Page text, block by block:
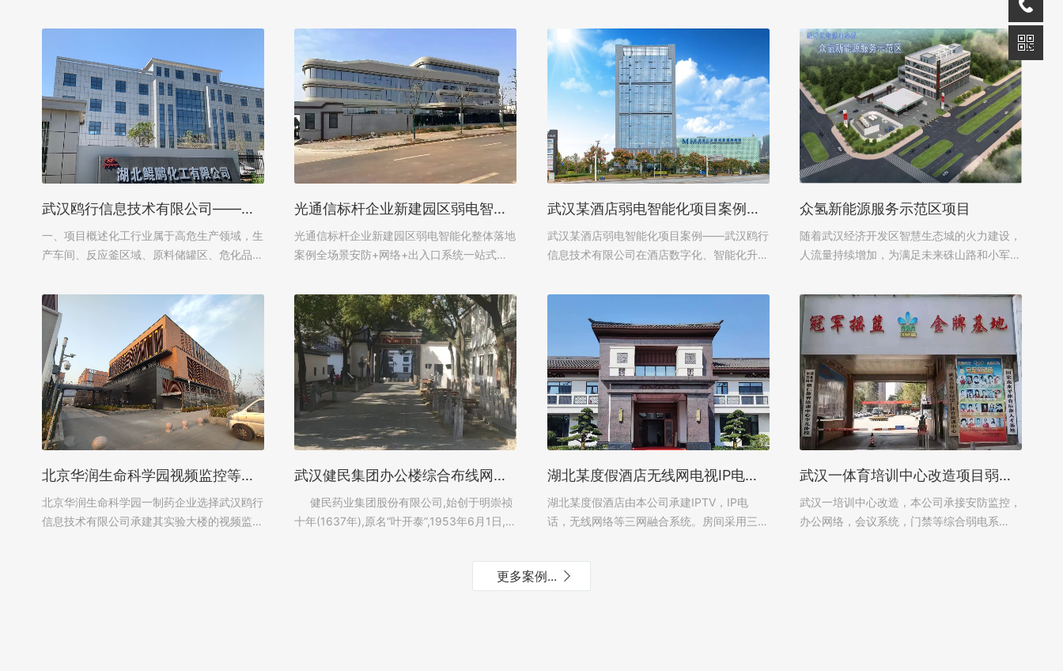
武汉鸥行信息技术有限公司——咸宁某化工厂防爆监控系统建设案例
一、项目概述化工行业属于高危生产领域，生
产车间、反应釜区域、原料储罐区、危化品仓
属于典型的防爆高危场景，对视频监控系统的
防爆等级、稳定性、安全性与智能化水平有
着...
光通信标杆企业新建园区弱电智能化整体落地案例 | 全场景安防 + 网络 + 出入口系统一站式解决方案
光通信标杆企业新建园区弱电智能化整体落地
案例全场景安防+网络+出入口系统一站式智
业高速升级的行业大背景下，国内头部高新技
术企业新建现代化产业园区，不再局限于生
产...
武汉某酒店弱电智能化项目案例——武汉鸥行信息技术有限公司
武汉某酒店弱电智能化项目案例——武汉鸥行
信息技术有限公司在酒店数字化、智能化升级
保障运营安全、彰显酒店档次的核心支撑。武
众氢新能源服务示范区项目
随着武汉经济开发区智慧生态城的火力建设，
人流量持续增加，为满足未来硃山路和小军东
建硃山路加油站、智慧加氢加油站和众氢交通
服务楼（立体停车场）...
北京华润生命科学园视频监控等智能化系统
北京华润生命科学园一制药企业选择武汉鸥行
信息技术有限公司承建其实验大楼的视频监
武汉健民集团办公楼综合布线网络工程项目
健民药业集团股份有限公司,始创于明崇祯
十年(1637年),原名“叶开泰”,1953年6月1日,
湖北某度假酒店无线网电视IP电话三网融合案例
湖北某度假酒店由本公司承建IPTV，IP电
话，无线网络等三网融合系统。房间采用三合
络的功能。...
武汉一体育培训中心改造项目弱电智能化子系统案例
武汉一培训中心改造，本公司承接安防监控，
办公网络，会议系统，门禁等综合弱电系
更多案例...